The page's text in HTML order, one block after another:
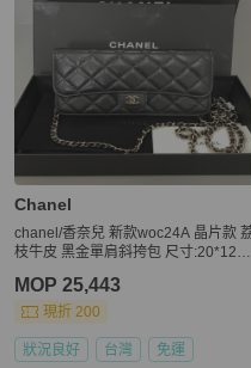
Chanel
chanel/香奈兒 新款woc24A 晶片款 荔
枝牛皮 黑金單肩斜挎包 尺寸:20*12*3.
MOP 25,443
現折 200
狀況良好 台灣 免運